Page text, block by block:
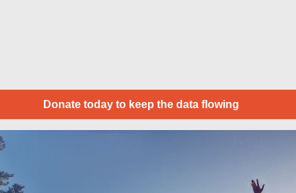
Donate today to keep the data flowing